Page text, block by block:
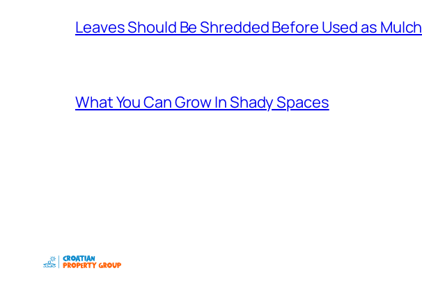
Leaves Should Be Shredded Before Used as Mulch
What You Can Grow In Shady Spaces